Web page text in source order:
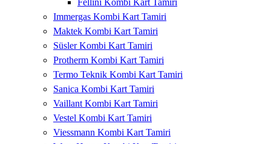
Immergas Kombi Kart Tamiri
Maktek Kombi Kart Tamiri
Süsler Kombi Kart Tamiri
Protherm Kombi Kart Tamiri
Termo Teknik Kombi Kart Tamiri
Sanica Kombi Kart Tamiri
Vaillant Kombi Kart Tamiri
Vestel Kombi Kart Tamiri
Viessmann Kombi Kart Tamiri